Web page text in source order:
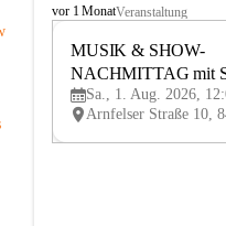
K
vor 1 MonatVeranstaltung
MUSIK & SHOW-
NACHMITTAG mit
Herzog
Sa., 1. Aug. 2026,